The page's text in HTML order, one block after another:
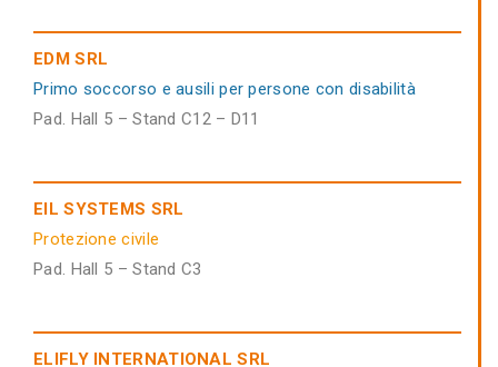
EDM SRL
Primo soccorso e ausili per persone con disabilità
Pad. Hall 5 – Stand C12 – D11
EIL SYSTEMS SRL
Protezione civile
Pad. Hall 5 – Stand C3
ELIFLY INTERNATIONAL SRL